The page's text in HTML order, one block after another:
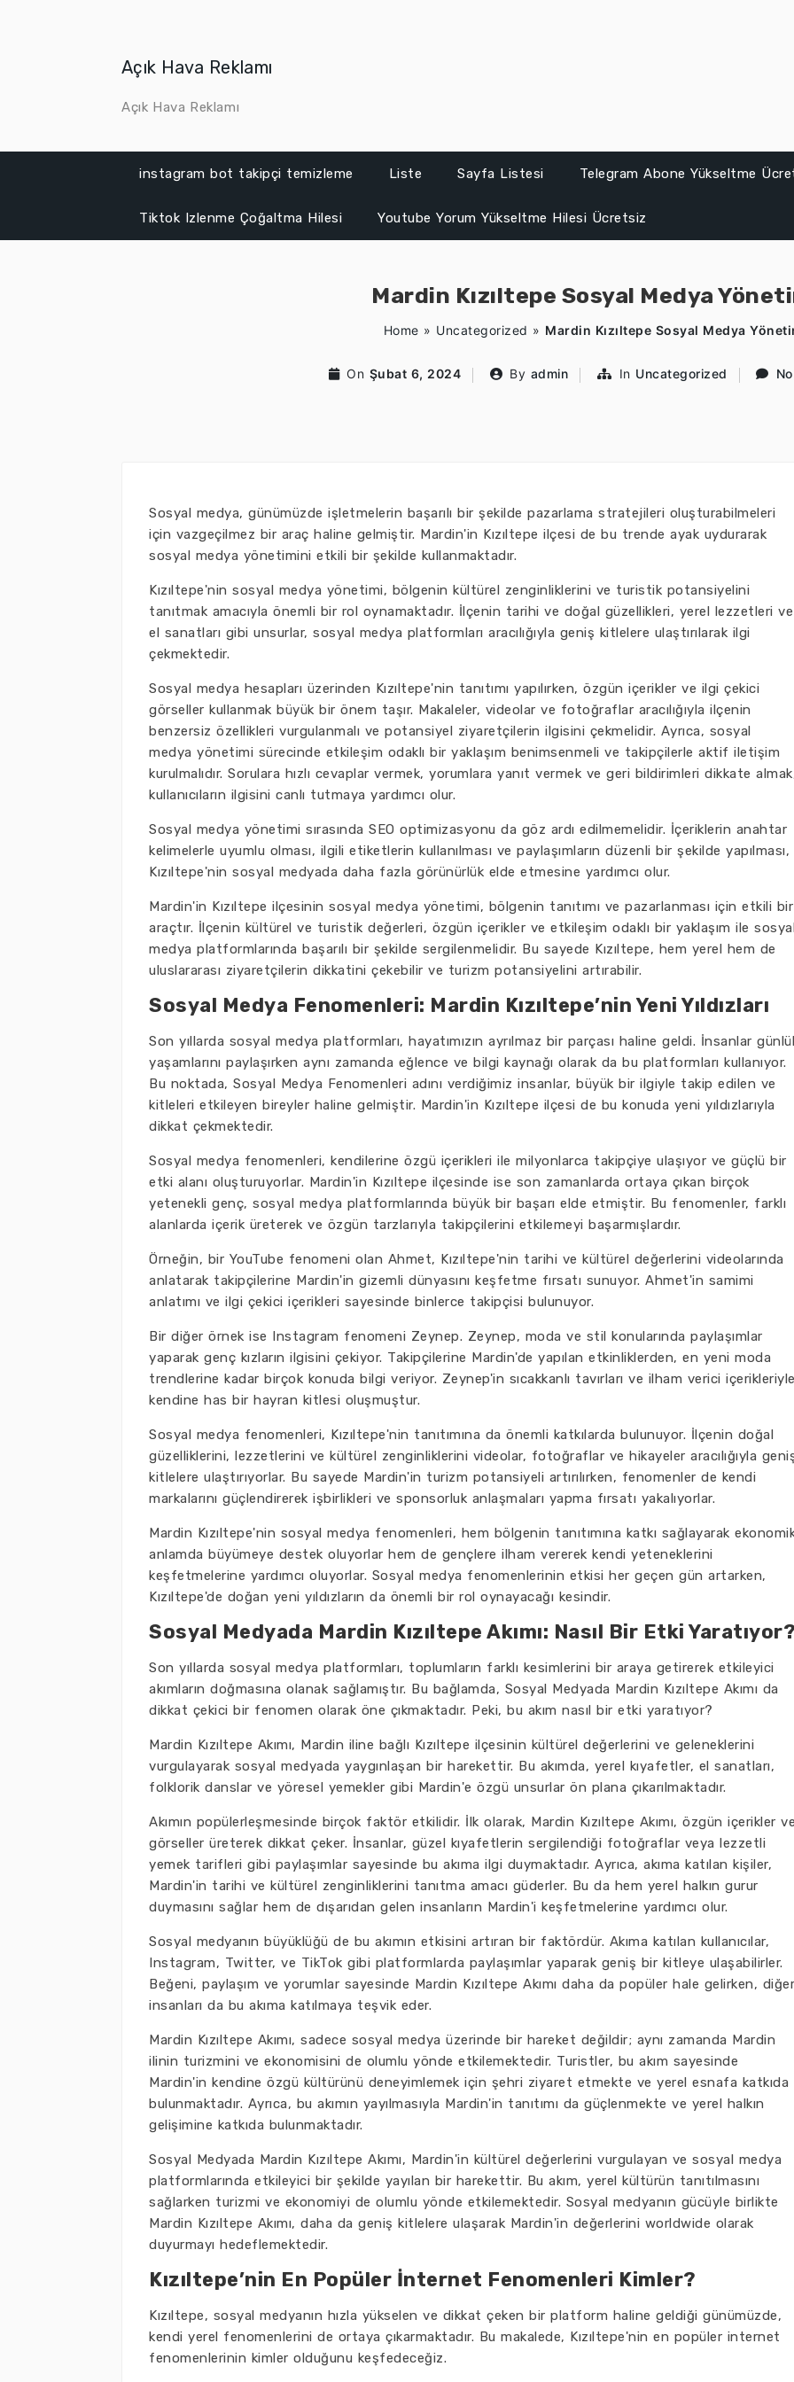
Açık Hava Reklamı
Açık Hava Reklamı
instagram bot takipçi temizleme Liste Sayfa Listesi Telegram Abone Yükseltme
Tiktok Izlenme Çoğaltma Hilesi Youtube Yorum Yükseltme Hilesi Ücretsiz
Mardin Kızıltepe Sosyal Medya
Home » Uncategorized » Mardin Kızıltepe Sosyal Medya
On Şubat 6, 2024 By admin In Uncategorized
Sosyal medya, günümüzde işletmelerin başarılı bir şekilde pazarlama stratejileri oluşturabilmeleri
için vazgeçilmez bir araç haline gelmiştir. Mardin'in Kızıltepe ilçesi de bu trende ayak uydurarak
sosyal medya yönetimini etkili bir şekilde kullanmaktadır.
Kızıltepe'nin sosyal medya yönetimi, bölgenin kültürel zenginliklerini ve turistik potansiyelini
tanıtmak amacıyla önemli bir rol oynamaktadır. İlçenin tarihi ve doğal güzellikleri, yerel lezzetleri ve
el sanatları gibi unsurlar, sosyal medya platformları aracılığıyla geniş kitlelere ulaştırılarak ilgi
çekmektedir.
Sosyal medya hesapları üzerinden Kızıltepe'nin tanıtımı yapılırken, özgün içerikler ve ilgi çekici
görseller kullanmak büyük bir önem taşır. Makaleler, videolar ve fotoğraflar aracılığıyla ilçenin
benzersiz özellikleri vurgulanmalı ve potansiyel ziyaretçilerin ilgisini çekmelidir. Ayrıca, sosyal
medya yönetimi sürecinde etkileşim odaklı bir yaklaşım benimsenmeli ve takipçilerle aktif iletişim
kurulmalıdır. Sorulara hızlı cevaplar vermek, yorumlara yanıt vermek ve geri bildirimleri dikkate
kullanıcıların ilgisini canlı tutmaya yardımcı olur.
Sosyal medya yönetimi sırasında SEO optimizasyonu da göz ardı edilmemelidir. İçeriklerin anahtar
kelimelerle uyumlu olması, ilgili etiketlerin kullanılması ve paylaşımların düzenli bir şekilde yapılması,
Kızıltepe'nin sosyal medyada daha fazla görünürlük elde etmesine yardımcı olur.
Mardin'in Kızıltepe ilçesinin sosyal medya yönetimi, bölgenin tanıtımı ve pazarlanması için etkili bir
araçtır. İlçenin kültürel ve turistik değerleri, özgün içerikler ve etkileşim odaklı bir yaklaşım ile
medya platformlarında başarılı bir şekilde sergilenmelidir. Bu sayede Kızıltepe, hem yerel hem de
uluslararası ziyaretçilerin dikkatini çekebilir ve turizm potansiyelini artırabilir.
Sosyal Medya Fenomenleri: Mardin Kızıltepe’nin Yeni Yıldızları
Son yıllarda sosyal medya platformları, hayatımızın ayrılmaz bir parçası haline geldi. İnsanlar
yaşamlarını paylaşırken aynı zamanda eğlence ve bilgi kaynağı olarak da bu platformları kullanıyor.
Bu noktada, Sosyal Medya Fenomenleri adını verdiğimiz insanlar, büyük bir ilgiyle takip edilen ve
kitleleri etkileyen bireyler haline gelmiştir. Mardin'in Kızıltepe ilçesi de bu konuda yeni yıldızlarıyla
dikkat çekmektedir.
Sosyal medya fenomenleri, kendilerine özgü içerikleri ile milyonlarca takipçiye ulaşıyor ve güçlü bir
etki alanı oluşturuyorlar. Mardin'in Kızıltepe ilçesinde ise son zamanlarda ortaya çıkan birçok
yetenekli genç, sosyal medya platformlarında büyük bir başarı elde etmiştir. Bu fenomenler, farklı
alanlarda içerik üreterek ve özgün tarzlarıyla takipçilerini etkilemeyi başarmışlardır.
Örneğin, bir YouTube fenomeni olan Ahmet, Kızıltepe'nin tarihi ve kültürel değerlerini videolarında
anlatarak takipçilerine Mardin'in gizemli dünyasını keşfetme fırsatı sunuyor. Ahmet'in samimi
anlatımı ve ilgi çekici içerikleri sayesinde binlerce takipçisi bulunuyor.
Bir diğer örnek ise Instagram fenomeni Zeynep. Zeynep, moda ve stil konularında paylaşımlar
yaparak genç kızların ilgisini çekiyor. Takipçilerine Mardin'de yapılan etkinliklerden, en yeni moda
trendlerine kadar birçok konuda bilgi veriyor. Zeynep'in sıcakkanlı tavırları ve ilham verici içerikleriyle
kendine has bir hayran kitlesi oluşmuştur.
Sosyal medya fenomenleri, Kızıltepe'nin tanıtımına da önemli katkılarda bulunuyor. İlçenin doğal
güzelliklerini, lezzetlerini ve kültürel zenginliklerini videolar, fotoğraflar ve hikayeler aracılığıyla
kitlelere ulaştırıyorlar. Bu sayede Mardin'in turizm potansiyeli artırılırken, fenomenler de kendi
markalarını güçlendirerek işbirlikleri ve sponsorluk anlaşmaları yapma fırsatı yakalıyorlar.
Mardin Kızıltepe'nin sosyal medya fenomenleri, hem bölgenin tanıtımına katkı sağlayarak
anlamda büyümeye destek oluyorlar hem de gençlere ilham vererek kendi yeteneklerini
keşfetmelerine yardımcı oluyorlar. Sosyal medya fenomenlerinin etkisi her geçen gün artarken,
Kızıltepe'de doğan yeni yıldızların da önemli bir rol oynayacağı kesindir.
Sosyal Medyada Mardin Kızıltepe Akımı: Nasıl Bir Etki Yaratıyor?
Son yıllarda sosyal medya platformları, toplumların farklı kesimlerini bir araya getirerek etkileyici
akımların doğmasına olanak sağlamıştır. Bu bağlamda, Sosyal Medyada Mardin Kızıltepe Akımı da
dikkat çekici bir fenomen olarak öne çıkmaktadır. Peki, bu akım nasıl bir etki yaratıyor?
Mardin Kızıltepe Akımı, Mardin iline bağlı Kızıltepe ilçesinin kültürel değerlerini ve geleneklerini
vurgulayarak sosyal medyada yaygınlaşan bir harekettir. Bu akımda, yerel kıyafetler, el sanatları,
folklorik danslar ve yöresel yemekler gibi Mardin'e özgü unsurlar ön plana çıkarılmaktadır.
Akımın popülerleşmesinde birçok faktör etkilidir. İlk olarak, Mardin Kızıltepe Akımı, özgün içerikler ve
görseller üreterek dikkat çeker. İnsanlar, güzel kıyafetlerin sergilendiği fotoğraflar veya lezzetli
yemek tarifleri gibi paylaşımlar sayesinde bu akıma ilgi duymaktadır. Ayrıca, akıma katılan kişiler,
Mardin'in tarihi ve kültürel zenginliklerini tanıtma amacı güderler. Bu da hem yerel halkın gurur
duymasını sağlar hem de dışarıdan gelen insanların Mardin'i keşfetmelerine yardımcı olur.
Sosyal medyanın büyüklüğü de bu akımın etkisini artıran bir faktördür. Akıma katılan kullanıcılar,
Instagram, Twitter, ve TikTok gibi platformlarda paylaşımlar yaparak geniş bir kitleye ulaşabilirler.
Beğeni, paylaşım ve yorumlar sayesinde Mardin Kızıltepe Akımı daha da popüler hale gelirken, diğer
insanları da bu akıma katılmaya teşvik eder.
Mardin Kızıltepe Akımı, sadece sosyal medya üzerinde bir hareket değildir; aynı zamanda Mardin
ilinin turizmini ve ekonomisini de olumlu yönde etkilemektedir. Turistler, bu akım sayesinde
Mardin'in kendine özgü kültürünü deneyimlemek için şehri ziyaret etmekte ve yerel esnafa katkıda
bulunmaktadır. Ayrıca, bu akımın yayılmasıyla Mardin'in tanıtımı da güçlenmekte ve yerel halkın
gelişimine katkıda bulunmaktadır.
Sosyal Medyada Mardin Kızıltepe Akımı, Mardin'in kültürel değerlerini vurgulayan ve sosyal medya
platformlarında etkileyici bir şekilde yayılan bir harekettir. Bu akım, yerel kültürün tanıtılmasını
sağlarken turizmi ve ekonomiyi de olumlu yönde etkilemektedir. Sosyal medyanın gücüyle birlikte
Mardin Kızıltepe Akımı, daha da geniş kitlelere ulaşarak Mardin'in değerlerini worldwide olarak
duyurmayı hedeflemektedir.
Kızıltepe’nin En Popüler İnternet Fenomenleri Kimler?
Kızıltepe, sosyal medyanın hızla yükselen ve dikkat çeken bir platform haline geldiği günümüzde,
kendi yerel fenomenlerini de ortaya çıkarmaktadır. Bu makalede, Kızıltepe'nin en popüler internet
fenomenlerinin kimler olduğunu keşfedeceğiz.